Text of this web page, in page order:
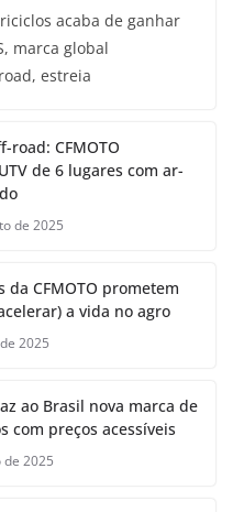
acaba de ganhar
marca global
estreia
road: CFMOTO
de 6 lugares com ar-
de 2025
da CFMOTO prometem
a vida no agro
2025
ao Brasil nova marca de
com preços acessíveis
2025